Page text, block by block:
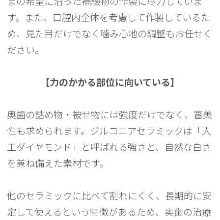
す。また、口腔内全体を考慮して作製しているた
め、見た目だけでなく噛み心地の調整もお任せく
ださい。
【力のかかる部位に向いている】
奥歯の詰め物・被せ物には強度だけでなく、審美
性も求められます。ジルコニアセラミックは「人
工ダイヤモンド」と呼ばれる強さと、自然な白さ
を兼ね備えた素材です。
他のセラミックに比べて割れにくく、長期的に安
定して使えるという特徴があるため、奥歯の治療